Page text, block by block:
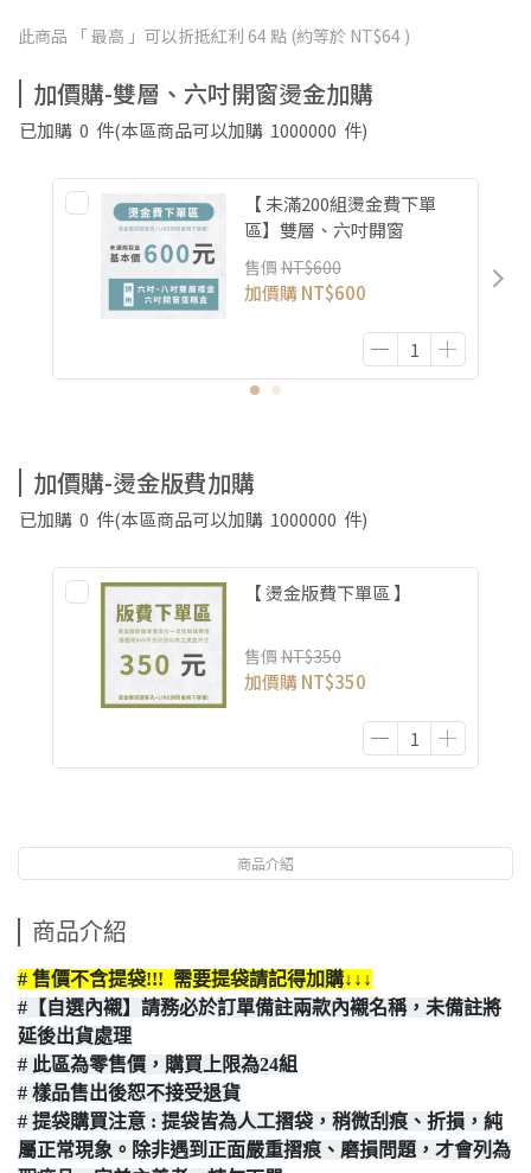
此商品 「 最高 」可以折抵紅利 64點 (約等於 NT$64 )
加價購-雙層、六吋開窗燙金加購
已加購 0 件(本區商品可以加購 1000000 件)
【 未滿200組燙金費下單
區】雙層、六吋開窗
售價 NT$600
加價購NT$600
加價購-燙金版費加購
已加購 0 件(本區商品可以加購 1000000 件)
【 燙金版費下單區 】
售價 NT$350
加價購NT$350
商品介紹
商品介紹
# 售價不含提袋!!! 需要提袋請記得加購↓↓↓
#【自選內襯】請務必於訂單備註兩款內襯名稱，未備註將
延後出貨處理
# 此區為零售價，購買上限為24組
# 樣品售出後恕不接受退貨
# 提袋購買注意 : 提袋皆為人工摺袋，稍微刮痕、折損，純
屬正常現象。除非遇到正面嚴重摺痕、磨損問題，才會列為